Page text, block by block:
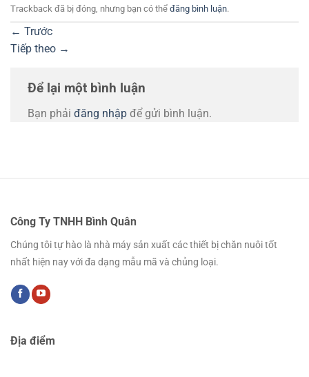
Trackback đã bị đóng, nhưng bạn có thể đăng bình luận.
← Trước
Tiếp theo →
Để lại một bình luận
Bạn phải đăng nhập để gửi bình luận.
Công Ty TNHH Bình Quân
Chúng tôi tự hào là nhà máy sản xuất các thiết bị chăn nuôi tốt
nhất hiện nay với đa dạng mẫu mã và chủng loại.
Địa điểm